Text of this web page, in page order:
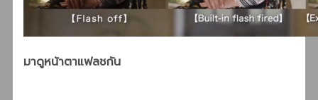
มาดูหน้าตาแฟลชกัน